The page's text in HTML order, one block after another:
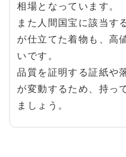
相場となっています。
また人間国宝に該当す
が仕立てた着物も、高
いです。
品質を証明する証紙や
が変動するため、持っ
ましょう。